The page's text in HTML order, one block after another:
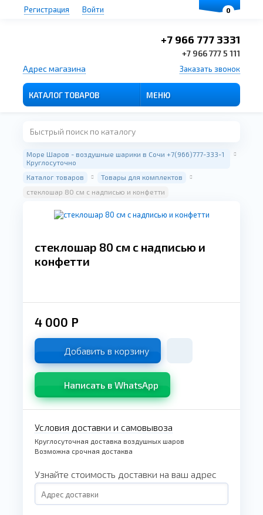
+7 966 777 3331
+7 966 777 5 111
Заказать звонок
Адрес магазина
Регистрация Войти
КАТАЛОГ ТОВАРОВ МЕНЮ
Море Шаров - воздушные шарики в Сочи +7(966)777-333-1
Круглосуточно
Каталог товаров
Товары для комплектов
стеклошар 80 см с надписью и конфетти
стеклошар 80 см с надписью и
конфетти
4 000 Р
Добавить в корзину
Написать в WhatsApp
Условия доставки и самовывоза
Круглосуточная доставка воздушных шаров
Возможна срочная достаква
Узнайте стоимость доставки на ваш адрес
0